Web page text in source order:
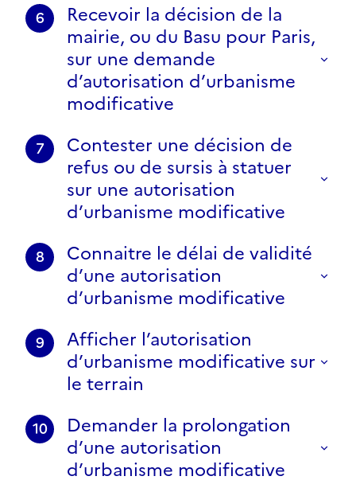
6
Recevoir la décision de la
mairie, ou du Basu pour Paris,
sur une demande
d’autorisation d’urbanisme
modificative
7
Contester une décision de
refus ou de sursis à statuer
sur une autorisation
d’urbanisme modificative
8
Connaitre le délai de validité
d’une autorisation
d’urbanisme modificative
9
Afficher l’autorisation
d’urbanisme modificative sur
le terrain
10
Demander la prolongation
d’une autorisation
d’urbanisme modificative